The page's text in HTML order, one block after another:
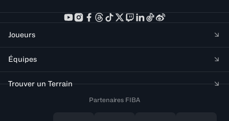
Joueurs
Équipes
Trouver un Terrain
Partenaires FIBA